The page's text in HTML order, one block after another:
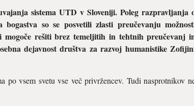
sistema UTD v Sloveniji. Poleg razpravljanja
so se posvetili zlasti preučevanju
rešiti brez temeljitih in tehtnih preučevanj
dejavnost društva za razvoj humanistike
vsem svetu vse več privržencev. Tudi nasprotnikov